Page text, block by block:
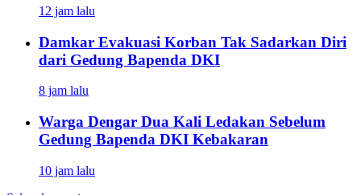
12 jam lalu
Damkar Evakuasi Korban Tak Sadarkan Diri
dari Gedung Bapenda DKI
8 jam lalu
Warga Dengar Dua Kali Ledakan Sebelum
Gedung Bapenda DKI Kebakaran
10 jam lalu